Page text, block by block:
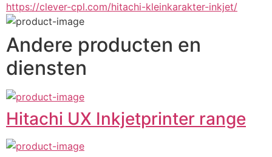
https://clever-cpl.com/hitachi-kleinkarakter-inkjet/
Andere producten en
diensten
Hitachi UX Inkjetprinter range